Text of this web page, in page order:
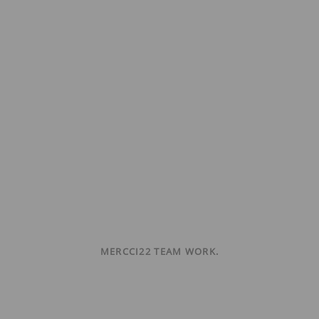
MERCCI22 TEAM WORK.